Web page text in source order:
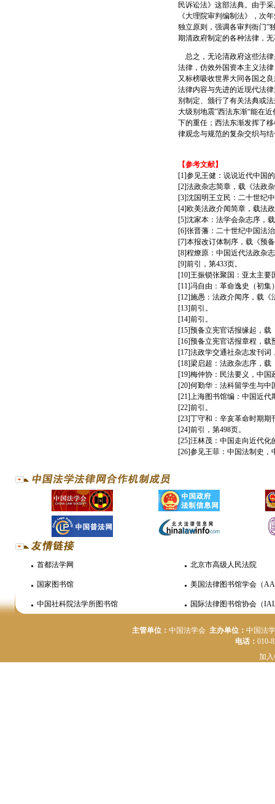
民诉讼法》这部法典。由于
《大理院审判编制法》，次
独立原则，强调各审判衙门”
期清政府制定的各种法律，
总之，无论清政府这些法律
法律，仿效外国资本主义法
又标榜吸收世界大同各国之
法律内容与先进的近现代法
别制定、颁行了有关法典或
大级别地震”西法东渐“能在
下的重任；西法东渐发挥了
律观念与规范的复杂交织与
【参考文献】
[1]参见王健：说说近代中国
[2]法政杂志简章，载《法政
[3]沈国明王立民：二十世纪
[4]欧美法政介闻简章，载法
[5]沈家本：法学会杂志序，
[6]张晋藩：二十世纪中国法
[7]本报改订体制序，载《预
[8]程燎原：中国近代法政杂
[9]前引，第433页。
[10]王振锁张聚国：亚太主要
[11]冯自由：革命逸史（初集
[12]施愚：法政介闻序，载《
[13]前引。
[14]前引。
[15]预备立宪官话报缘起，载
[16]预备立宪官话报章程，载
[17]法政学交通社杂志发刊词
[18]梁启超：法政杂志序，载
[19]梅仲协：民法要义，中国
[20]何勤华：法科留学生与中
[21]上海图书馆编：中国近代
[22]前引。
[23]丁守和：辛亥革命时期期
[24]前引，第498页。
[25]汪林茂：中国走向近代化
[26]参见王菲：中国法制史，
首都法学网 北京市高级人民法院
国家图书馆 美国法律图书馆学会（
中国社科院法学所图书馆 国际法律图书馆协会（
主管单位： 中国法学会 主办单位： 中国法
电话： 010-
加